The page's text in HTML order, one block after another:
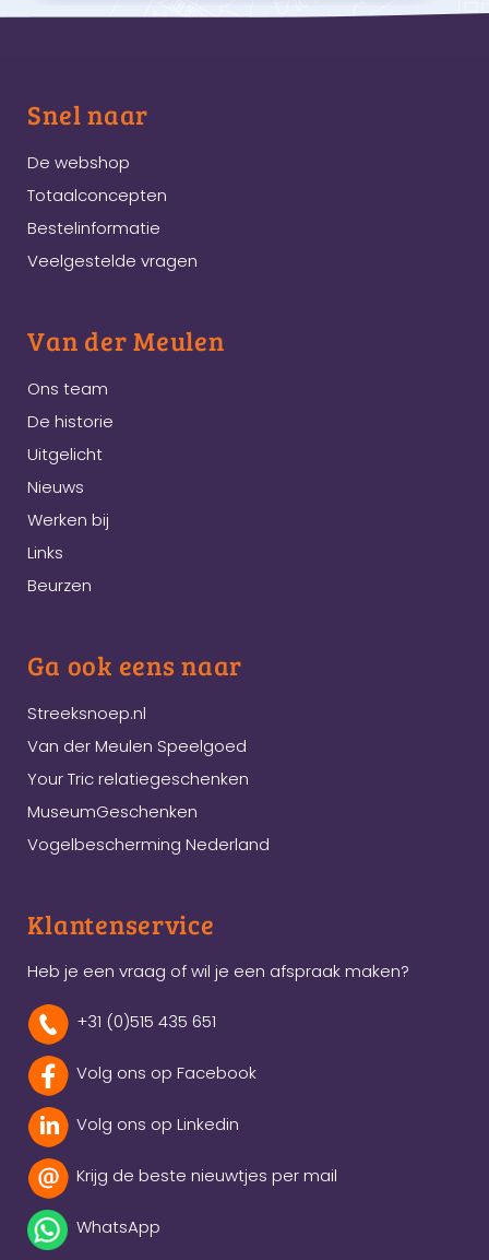
Snel naar
De webshop
Totaalconcepten
Bestelinformatie
Veelgestelde vragen
Van der Meulen
Ons team
De historie
Uitgelicht
Nieuws
Werken bij
Links
Beurzen
Ga ook eens naar
Streeksnoep.nl
Van der Meulen Speelgoed
Your Tric relatiegeschenken
MuseumGeschenken
Vogelbescherming Nederland
Klantenservice
Heb je een vraag of wil je een afspraak maken?
+31 (0)515 435 651
Volg ons op Facebook
Volg ons op Linkedin
Krijg de beste nieuwtjes per mail
WhatsApp